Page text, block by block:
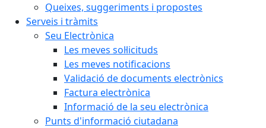
Queixes, suggeriments i propostes
Serveis i tràmits
Seu Electrònica
Les meves sol·licituds
Les meves notificacions
Validació de documents electrònics
Factura electrònica
Informació de la seu electrònica
Punts d'informació ciutadana